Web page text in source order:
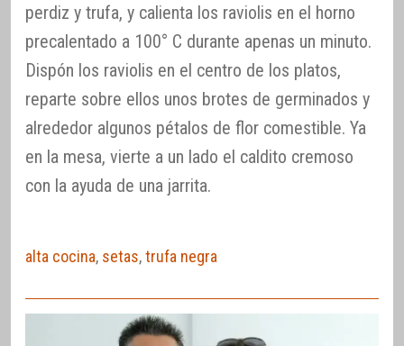
perdiz y trufa, y calienta los raviolis en el horno
precalentado a 100° C durante apenas un minuto.
Dispón los raviolis en el centro de los platos,
reparte sobre ellos unos brotes de germinados y
alrededor algunos pétalos de flor comestible. Ya
en la mesa, vierte a un lado el caldito cremoso
con la ayuda de una jarrita.
alta cocina, setas,trufa negra